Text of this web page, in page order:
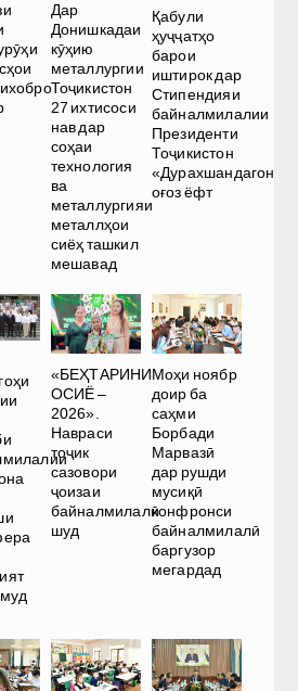
Дар
Донишкадаи
кӯҳию
металлургии
Тоҷикистон
27 ихтисоси
нав дар
соҳаи
технология
ва
металлургияи
металлҳои
сиёҳ ташкил
мешавад
Қабули
ҳуҷҷатҳо
барои
иштирок дар
Стипендияи
байналмилалии
Президенти
Тоҷикистон
«Дурахшандагон»
оғоз ёфт
«БЕҲТАРИНИ
ОСИЁ –
2026».
Навраси
тоҷик
сазовори
ҷоизаи
байналмилалӣ
шуд
Моҳи ноябр
доир ба
саҳми
Борбади
Марвазӣ
дар рушди
мусиқӣ
конфронси
байналмилалӣ
баргузор
мегардад